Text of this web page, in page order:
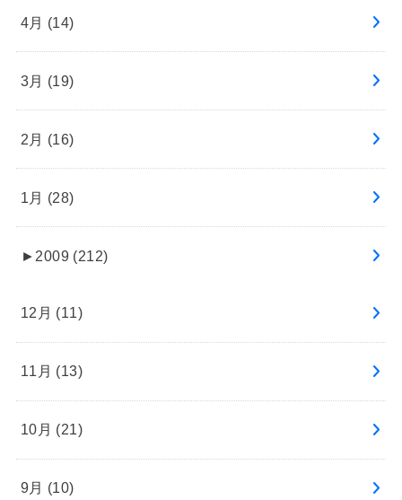
4月 (14)
3月 (19)
2月 (16)
1月 (28)
► 2009 (212)
12月 (11)
11月 (13)
10月 (21)
9月 (10)